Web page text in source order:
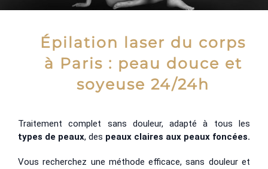
Épilation laser du corps
à Paris : peau douce et
soyeuse 24/24h
Traitement complet sans douleur, adapté à tous les
types de peaux, des peaux claires aux peaux foncées.
Vous recherchez une méthode efficace, sans douleur et